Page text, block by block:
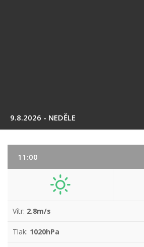
9.8.2026 - NEDĚLE
11:00
Vítr: 2.8m/s
Tlak: 1020hPa